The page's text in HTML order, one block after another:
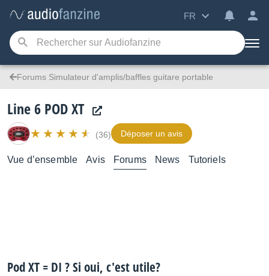
FR
Forums Simulateur d'amplis/baffles guitare portable
Line 6 POD XT
(36) Déposer un avis
Vue d’ensemble Avis Forums News Tutoriels
Pod XT = DI ? Si oui, c'est utile?